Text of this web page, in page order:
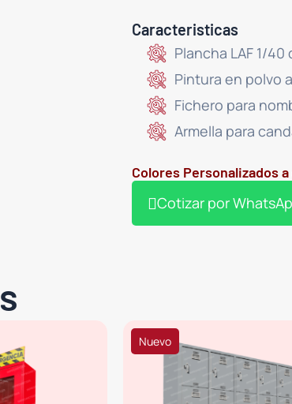
Caracteristicas
Plancha LAF 1/40
Pintura en polvo
Fichero para
Armella para
Colores Personalizados
Cotizar por
Nuevo